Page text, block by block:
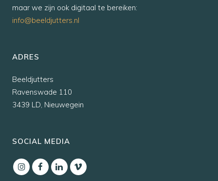
maar we zijn ook digitaal te bereiken:
info@beeldjutters.nl
ADRES
Beeldjutters
Ravenswade 110
3439 LD, Nieuwegein
SOCIAL MEDIA